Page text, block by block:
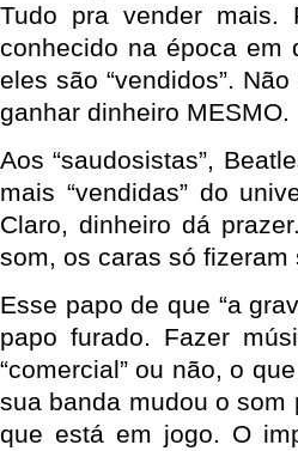
Tudo pra vender mais.
conhecido na época em
eles são “vendidos”.
ganhar dinheiro MESMO.
Aos “saudosistas”,
mais “vendidas” do
Claro, dinheiro dá
som, os caras só
Esse papo de que “a
papo furado. Fazer
“comercial” ou não, o
sua banda mudou o som
que está em jogo. O